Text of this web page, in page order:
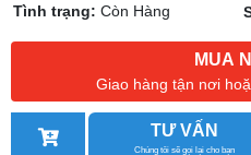
Tình trạng:Còn Hàng
MUA
Giao hàng tận nơi
TƯ VẤN
Chúng tôi sẽ gọi lại cho bạn